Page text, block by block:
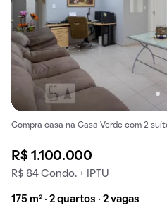
Compra casa na Casa Verde com 2
R$ 1.100.000
R$ 84 Condo. + IPTU
175 m² · 2 quartos · 2 vagas